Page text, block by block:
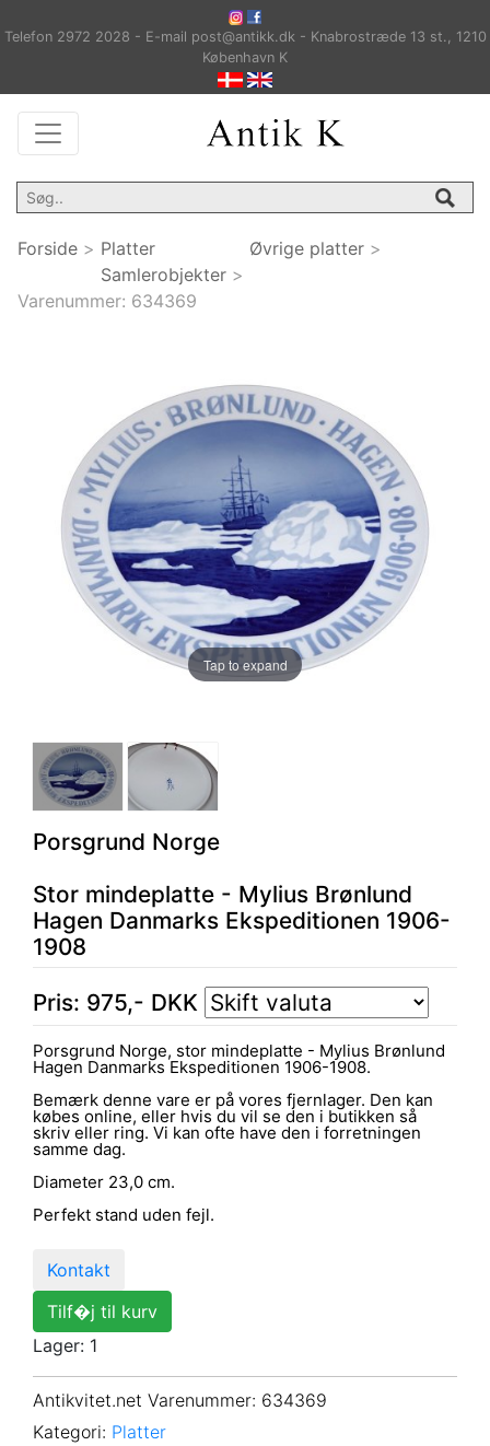
Telefon 2972 2028 - E-mail post@antikk.dk - Knabrostræde 13 st., 1210
København K
Forside > Platter
Samlerobjekter >
Øvrige platter >
Varenummer: 634369
Tap to expand
Porsgrund Norge
Stor mindeplatte - Mylius Brønlund
Hagen Danmarks Ekspeditionen 1906-
1908
Pris: 975,- DKK
Porsgrund Norge, stor mindeplatte - Mylius Brønlund
Hagen Danmarks Ekspeditionen 1906-1908.
Bemærk denne vare er på vores fjernlager. Den kan
købes online, eller hvis du vil se den i butikken så
skriv eller ring. Vi kan ofte have den i forretningen
samme dag.
Diameter 23,0 cm.
Perfekt stand uden fejl.
Kontakt
Tilf�j til kurv
Lager: 1
Antikvitet.net Varenummer: 634369
Kategori: Platter